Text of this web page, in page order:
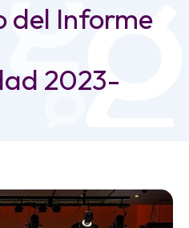
del Informe
2023-